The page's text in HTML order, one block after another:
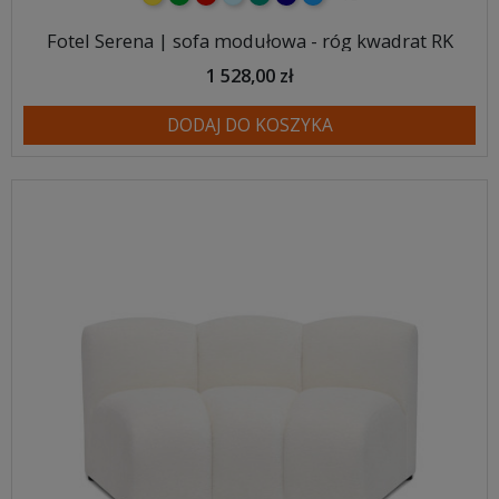
Fotel Serena | sofa modułowa - róg kwadrat RK
1 528,00 zł
DODAJ DO KOSZYKA